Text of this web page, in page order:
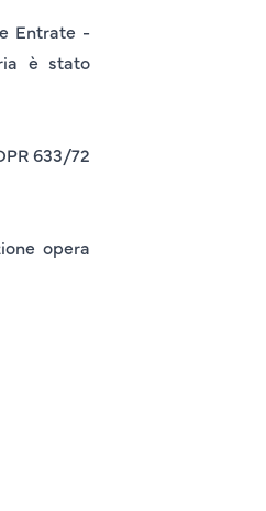
Entrate -
è stato
633/72
opera